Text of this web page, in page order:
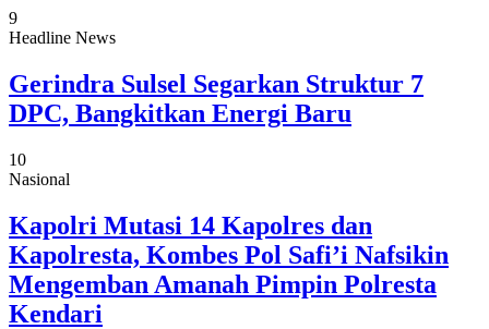
9
Headline News
Gerindra Sulsel Segarkan Struktur 7
DPC, Bangkitkan Energi Baru
10
Nasional
Kapolri Mutasi 14 Kapolres dan
Kapolresta, Kombes Pol Safi’i Nafsikin
Mengemban Amanah Pimpin Polresta
Kendari